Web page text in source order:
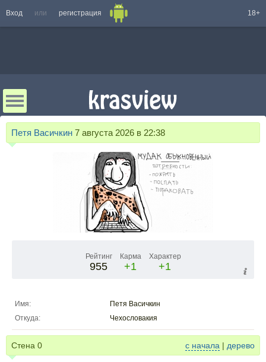
Вход или регистрация 18+
Петя Васичкин 7 августа 2026 в 22:38
Рейтинг
955
Карма
+1
Характер
+1
Имя:
Петя Васичкин
Откуда:
Чехословакия
Стена 0 с начала | дерево